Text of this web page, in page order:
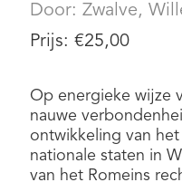
Door: Zwalve,
Prijs: €25,00
Op energieke wijze
nauwe
ontwikkeling van
nationale staten in
van het Romeins